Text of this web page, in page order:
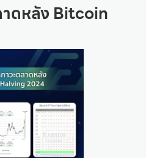
าดหลัง Bitcoin